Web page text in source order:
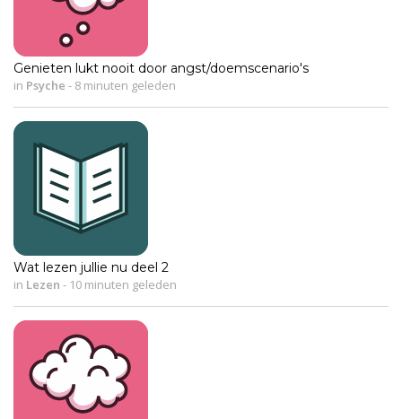
Genieten lukt nooit door angst/doemscenario's
in Psyche - 8 minuten geleden
Wat lezen jullie nu deel 2
in Lezen - 10 minuten geleden